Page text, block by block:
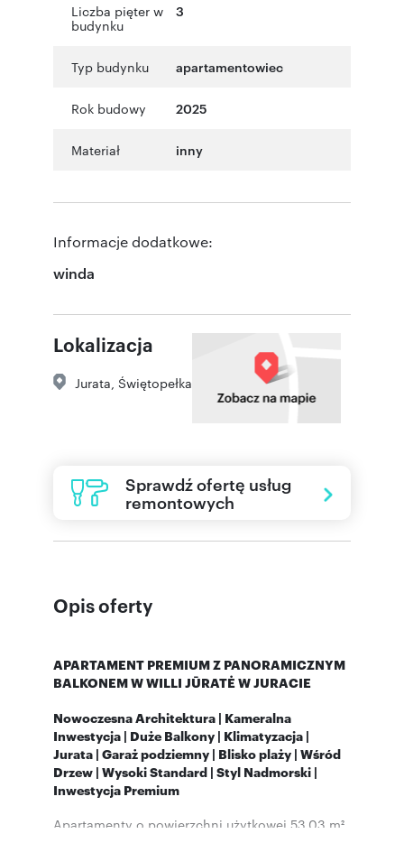
Liczba pięter w
budynku
3
Typ budynku apartamentowiec
Rok budowy 2025
Materiał inny
Informacje dodatkowe:
winda
Lokalizacja
Jurata Świętopełka
Sprawdź ofertę usług
remontowych
Opis oferty
APARTAMENT PREMIUM Z PANORAMICZNYM
BALKONEM W WILLI JŪRATĖ W JURACIE
Nowoczesna Architektura | Kameralna
Inwestycja | Duże Balkony | Klimatyzacja |
Jurata | Garaż podziemny | Blisko plaży | Wśród
Drzew | Wysoki Standard | Styl Nadmorski |
Inwestycja Premium
Apartamenty o powierzchni użytkowej 53,03 m²